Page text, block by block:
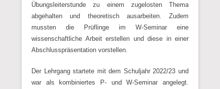
Übungsleiterstunde zu einem zugelosten Thema
abgehalten und theoretisch ausarbeiten. Zudem
mussten die Prüflinge im W-Seminar eine
wissenschaftliche Arbeit erstellen und diese in einer
Abschlusspräsentation vorstellen.
Der Lehrgang startete mit dem Schuljahr 2022/23 und
war als kombiniertes P- und W-Seminar angelegt.